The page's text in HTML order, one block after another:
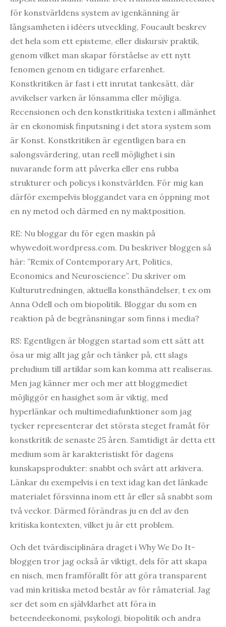
för konstvärldens system av igenkänning är
långsamheten i idéers utveckling, Foucault beskrev
det hela som ett episteme, eller diskursiv praktik,
genom vilket man skapar förståelse av ett nytt
fenomen genom en tidigare erfarenhet.
Konstkritiken är fast i ett inrutat tankesätt, där
avvikelser varken är lönsamma eller möjliga.
Recensionen och den konstkritiska texten i allmänhet
är en ekonomisk finputsning i det stora system som
är Konst. Konstkritiken är egentligen bara en
salongsvärdering, utan reell möjlighet i sin
nuvarande form att påverka eller ens rubba
strukturer och policys i konstvärlden. För mig kan
därför exempelvis bloggandet vara en öppning mot
en ny metod och därmed en ny maktposition.
RE: Nu bloggar du för egen maskin på
whywedoit.wordpress.com. Du beskriver bloggen så
här: ”Remix of Contemporary Art, Politics,
Economics and Neuroscience”. Du skriver om
Kulturutredningen, aktuella konsthändelser, t ex om
Anna Odell och om biopolitik. Bloggar du som en
reaktion på de begränsningar som finns i media?
RS: Egentligen är bloggen startad som ett sätt att
ösa ur mig allt jag går och tänker på, ett slags
preludium till artiklar som kan komma att realiseras.
Men jag känner mer och mer att bloggmediet
möjliggör en hasighet som är viktig, med
hyperlänkar och multimediafunktioner som jag
tycker representerar det största steget framåt för
konstkritik de senaste 25 åren. Samtidigt är detta ett
medium som är karakteristiskt för dagens
kunskapsprodukter: snabbt och svårt att arkivera.
Länkar du exempelvis i en text idag kan det länkade
materialet försvinna inom ett år eller så snabbt som
två veckor. Därmed förändras ju en del av den
kritiska kontexten, vilket ju är ett problem.
Och det tvärdisciplinära draget i Why We Do It-
bloggen tror jag också är viktigt, dels för att skapa
en nisch, men framförallt för att göra transparent
vad min kritiska metod består av för råmaterial. Jag
ser det som en självklarhet att föra in
beteendeekonomi, psykologi, biopolitik och andra